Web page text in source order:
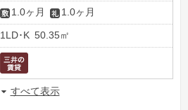
1.0ヶ月 1.0ヶ月
1LD･K 50.35㎡
すべて表示